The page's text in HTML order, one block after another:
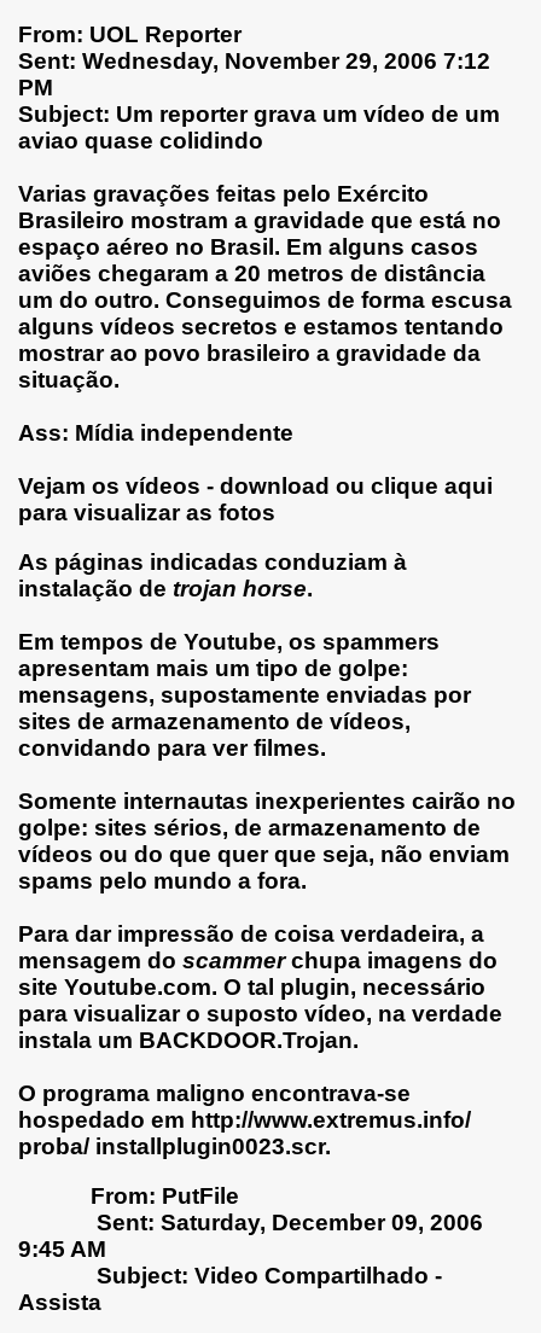
From: UOL Reporter
Sent: Wednesday, November 29, 2006 7:12
PM
Subject: Um reporter grava um vídeo de um
aviao quase colidindo
Varias gravações feitas pelo Exército
Brasileiro mostram a gravidade que está no
espaço aéreo no Brasil. Em alguns casos
aviões chegaram a 20 metros de distância
um do outro. Conseguimos de forma escusa
alguns vídeos secretos e estamos tentando
mostrar ao povo brasileiro a gravidade da
situação.
Ass: Mídia independente
Vejam os vídeos - download ou clique aqui
para visualizar as fotos
As páginas indicadas conduziam à
instalação de trojan horse.
Em tempos de Youtube, os spammers
apresentam mais um tipo de golpe:
mensagens, supostamente enviadas por
sites de armazenamento de vídeos,
convidando para ver filmes.
Somente internautas inexperientes cairão no
golpe: sites sérios, de armazenamento de
vídeos ou do que quer que seja, não enviam
spams pelo mundo a fora.
Para dar impressão de coisa verdadeira, a
mensagem do scammerchupa imagens do
site Youtube.com. O tal plugin, necessário
para visualizar o suposto vídeo, na verdade
instala um BACKDOOR.Trojan.
O programa maligno encontrava-se
hospedado em http://www.extremus.info/
proba/ installplugin0023.scr.
From: PutFile
Sent: Saturday, December 09, 2006
9:45 AM
Subject: Video Compartilhado -
Assista